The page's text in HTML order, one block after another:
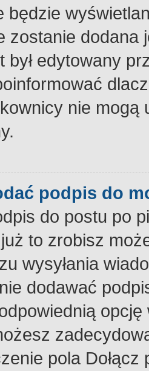
będzie
zostanie dodana
był edytowany
nie
podpis do
do postu po
to zrobisz
wysyłania
dodawać
pola